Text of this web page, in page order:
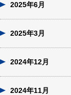
2025年6月
2025年3月
2024年12月
2024年11月